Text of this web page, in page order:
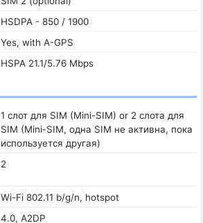
HSDPA - 850 / 1900
Yes, with A-GPS
HSPA 21.1/5.76 Mbps
1 слот для SIM (Mini-SIM) or 2 слота для
SIM (Mini-SIM, одна SIM не активна, пока
используется другая)
2
Wi-Fi 802.11 b/g/n, hotspot
4.0, A2DP